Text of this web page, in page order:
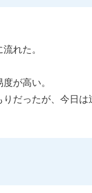
れた。
が高い。
だったが、今日